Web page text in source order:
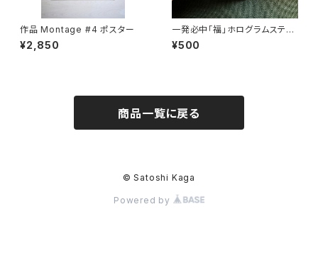
作品 Montage #4 ポスター
¥2,850
一発必中「福」ホログラムステッ
カー
¥500
商品一覧に戻る
© Satoshi Kaga
Powered by